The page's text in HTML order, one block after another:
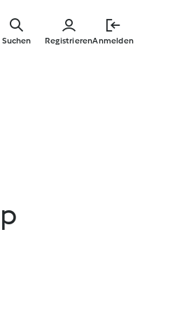
springen
RegistrierenAnmelden
Suchen